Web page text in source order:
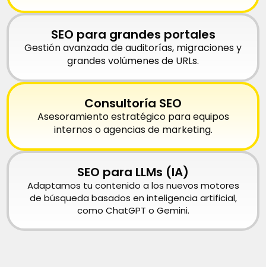
SEO para grandes portales
Gestión avanzada de auditorías, migraciones y
grandes volúmenes de URLs.
Consultoría SEO
Asesoramiento estratégico para equipos
internos o agencias de marketing.
SEO para LLMs (IA)
Adaptamos tu contenido a los nuevos motores
de búsqueda basados en inteligencia artificial,
como ChatGPT o Gemini.